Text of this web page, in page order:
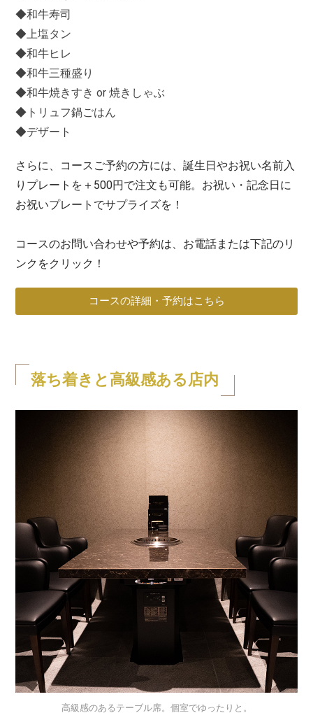
◆和牛寿司
◆上塩タン
◆和牛ヒレ
◆和牛三種盛り
◆和牛焼きすき or 焼きしゃぶ
◆トリュフ鍋ごはん
◆デザート
さらに、コースご予約の方には、誕生日やお祝い名前入
りプレートを＋500円で注文も可能。お祝い・記念日に
お祝いプレートでサプライズを！
コースのお問い合わせや予約は、お電話または下記のリ
ンクをクリック！
コースの詳細・予約はこちら
落ち着きと高級感ある店内
高級感のあるテーブル席。個室でゆったりと。